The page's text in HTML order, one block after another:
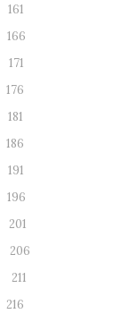
161
166
171
176
181
186
191
196
201
206
211
216